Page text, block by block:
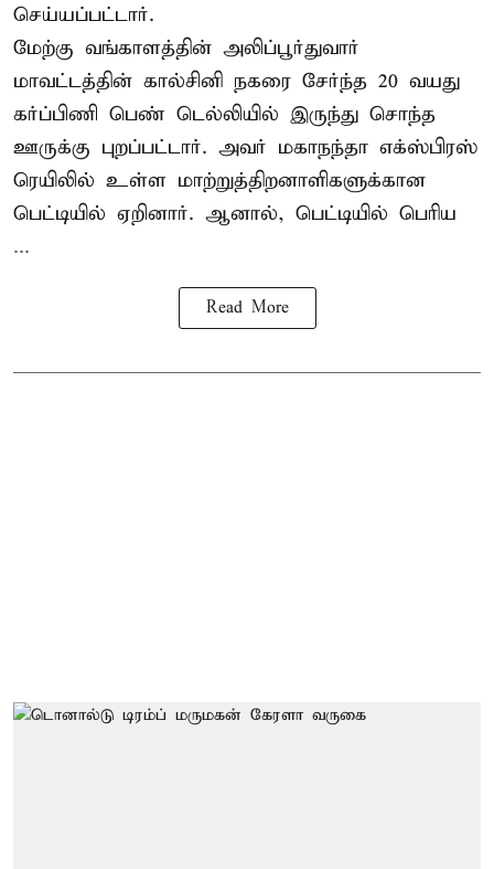
செய்யப்பட்டார்.
மேற்கு வங்காளத்தின் அலிப்பூர்துவார்
மாவட்டத்தின் கால்சினி நகரை சேர்ந்த 20 வயது
கர்ப்பிணி பெண் டெல்லியில் இருந்து சொந்த
ஊருக்கு புறப்பட்டார். அவர் மகாநந்தா எக்ஸ்பிரஸ்
ரெயிலில் உள்ள மாற்றுத்திறனாளிகளுக்கான
பெட்டியில் ஏறினார். ஆனால், பெட்டியில் பெரிய
...
Read More